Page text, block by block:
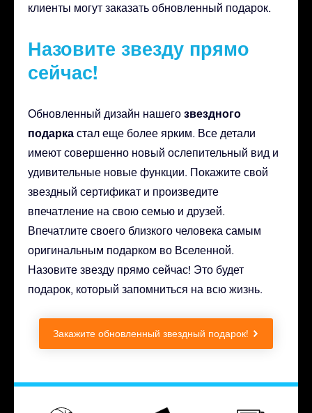
клиенты могут заказать обновленный подарок.
Назовите звезду прямо
сейчас!
Обновленный дизайн нашего звездного
подарка стал еще более ярким. Все детали
имеют совершенно новый ослепительный вид и
удивительные новые функции. Покажите свой
звездный сертификат и произведите
впечатление на свою семью и друзей.
Впечатлите своего близкого человека самым
оригинальным подарком во Вселенной.
Назовите звезду прямо сейчас! Это будет
подарок, который запомниться на всю жизнь.
Закажите обновленный звездный подарок!